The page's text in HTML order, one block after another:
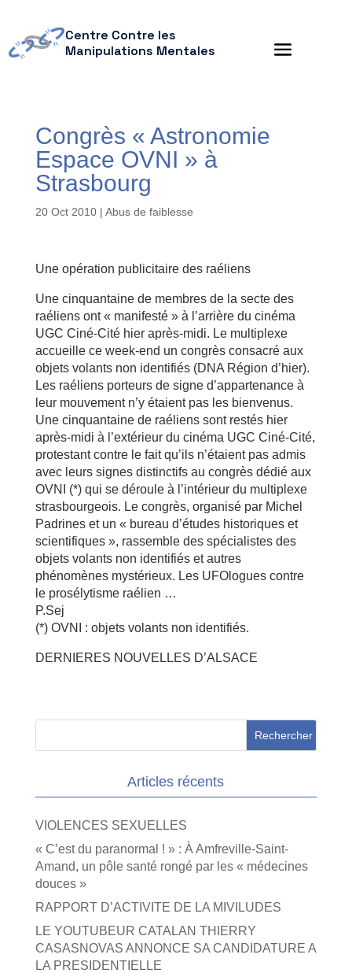
Centre Contre les
Manipulations Mentales
Congrès « Astronomie
Espace OVNI » à
Strasbourg
20 Oct 2010| Abus de faiblesse
Une opération publicitaire des raéliens
Une cinquantaine de membres de la secte des
raéliens ont « manifesté » à l’arrière du cinéma
UGC Ciné-Cité hier après-midi. Le multiplexe
accueille ce week-end un congrès consacré aux
objets volants non identifiés (DNA Région d’hier).
Les raéliens porteurs de signe d’appartenance à
leur mouvement n’y étaient pas les bienvenus.
Une cinquantaine de raéliens sont restés hier
après-midi à l’extérieur du cinéma UGC Ciné-Cité,
protestant contre le fait qu’ils n’étaient pas admis
avec leurs signes distinctifs au congrès dédié aux
OVNI (*) qui se déroule à l’intérieur du multiplexe
strasbourgeois. Le congrès, organisé par Michel
Padrines et un « bureau d’études historiques et
scientifiques », rassemble des spécialistes des
objets volants non identifiés et autres
phénomènes mystérieux. Les UFOlogues contre
le prosélytisme raélien …
P.Sej
(*) OVNI : objets volants non identifiés.
DERNIERES NOUVELLES D’ALSACE
Articles récents
VIOLENCES SEXUELLES
« C’est du paranormal ! » : À Amfreville-Saint-
Amand, un pôle santé rongé par les « médecines
douces »
RAPPORT D’ACTIVITE DE LA MIVILUDES
LE YOUTUBEUR CATALAN THIERRY
CASASNOVAS ANNONCE SA CANDIDATURE A
LA PRESIDENTIELLE